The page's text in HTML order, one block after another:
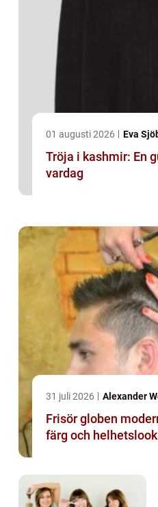
01 augusti 2026 Eva
Tröja i kashmir: En
vardag
31 juli 2026 Alexander
Frisör globen modern salong för hår,
färg och helhetslook